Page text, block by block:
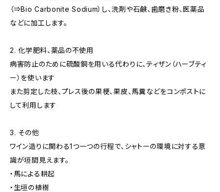
（⇒Bio Carbonite Sodium）し、洗剤や石鹸、歯磨き粉、医薬品
などに加工します。
2. 化学肥料、薬品の不使用
病害防止のために硫酸銅を用いる代わりに、ティザン（ハーブティ
ー）を使います
また剪定した枝、プレス後の果梗、果皮、馬糞などをコンポストに
して利用します
3. その他
ワイン造りに関わる1つ一つの行程で、シャトーの環境に対する意
識が垣間見えます。
・馬による耕起
・生垣の植樹